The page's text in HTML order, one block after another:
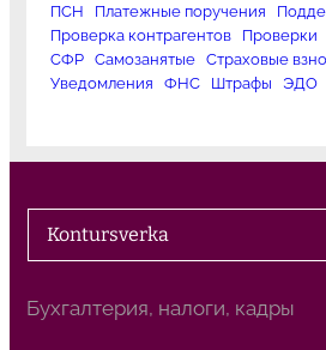
ПСН
Платежные поручения
Проверка контрагентов
Проверки
СФР
Самозанятые Страховые
Уведомления
ФНС Штрафы ЭДО
Kontursverka
Бухгалтерия, налоги, кадры